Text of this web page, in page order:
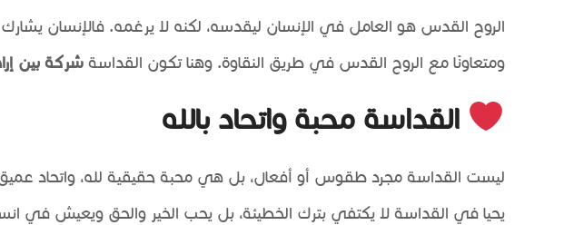
الروح القدس هو العامل في الإنسان ليقدسه، لكنه لا يرغمه. فالإنسان يشارك
ومتعاونًا مع الروح القدس في طريق النقاوة. وهنا تكون القداسة شركة بين
القداسة محبة واتحاد بالله
ليست القداسة مجرد طقوس أو أفعال، بل هي محبة حقيقية لله، واتحاد
يحيا في القداسة لا يكتفي بترك الخطيئة، بل يحب الخير والحق ويعيش في